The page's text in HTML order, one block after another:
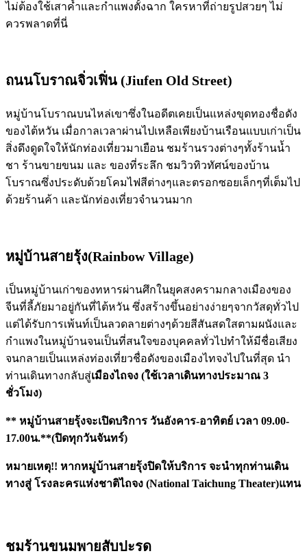
ไม่ต้องใช้เสาค้ำและกำแพงตั้งฉาก ใครหาที่ถ่ายรูปสวยๆ ไม่
ควรพลาดที่นี่
ถนนโบราณจิ่วเฟิ่น (Jiufen Old Street)
หมู่บ้านโบราณบนไหล่เขาซึ่งในอดีตเคยเป็นแหล่งขุดทองชื่อดัง
ของไต้หวัน เมื่อกาลเวลาผ่านไปเหลือเพียงบ้านเรือนแบบเก่าเป็น
สิ่งดึงดูดใจให้นักท่องเที่ยวมาเยือน ชมร้านรวงต่างๆทั้งร้านน้ำ
ชา ร้านขายขนม และ ของที่ระลึก ชมวิวทิวทัศน์ของบ้าน
โบราณซึ่งประดับด้วยโคมไฟสีต่างๆและตรอกซอยเล็กๆที่เต็มไป
ด้วยร้านค้า และนักท่องเที่ยวจำนวนมาก
หมู่บ้านสายรุ้ง(Rainbow Village)
เป็นหมู่บ้านเก่าของทหารผ่านศึกในยุคสงครามกลางเมืองของ
จีนที่ลี้ภัยมาอยู่กันที่ไต้หวัน ซึ่งสร้างขึ้นอย่างง่ายๆจากวัสดุทั่วไป
แต่ได้รับการเพ้นท์เป็นลวดลายต่างๆด้วยสีสันสดใสตามผนังและ
กำแพงในหมู่บ้านจนเป็นที่สนใจของบุคคลทั่วไปทำให้มีชื่อเสียง
จนกลายเป็นแหล่งท่องเที่ยวชื่อดังของเมืองไทจงไปในที่สุด นำ
ท่านเดินทางกลับสู่เมืองไถจง (ใช้เวลาเดินทางประมาณ 3
ชั่วโมง)
** หมู่บ้านสายรุ้งจะเปิดบริการ วันอังคาร-อาทิตย์ เวลา 09.00-
17.00น.**(ปิดทุกวันจันทร์)
หมายเหตุ!! หากหมู่บ้านสายรุ้งปิดให้บริการ จะนำทุกท่านเดิน
ทางสู่ โรงละครแห่งชาติไถจง (National Taichung Theater)แทน
ชมร้านขนมพายสับปะรด